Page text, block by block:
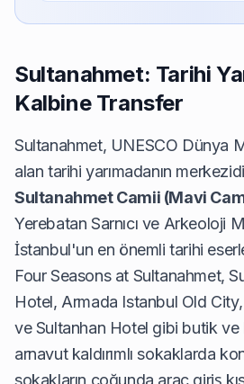
Sultanahmet: Tarihi
Kalbine Transfer
Sultanahmet, UNESCO Dünya
alan tarihi yarımadanın
Sultanahmet Camii (Mavi
Yerebatan Sarnıcı ve Arkeoloji
İstanbul'un en önemli tarihi
Four Seasons at Sultanahmet,
Hotel, Armada Istanbul Old
ve Sultanhan Hotel gibi butik ve
arnavut kaldırımlı sokaklarda
sokakların çoğunda araç giriş